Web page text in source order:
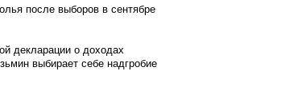
после выборов в сентябре
декларации о доходах
выбирает себе надгробие